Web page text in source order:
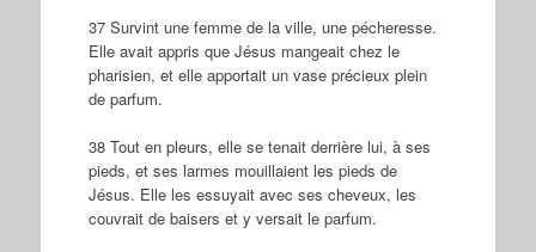
37 Survint une femme de la ville, une pécheresse.
Elle avait appris que Jésus mangeait chez le
pharisien, et elle apportait un vase précieux plein
de parfum.
38 Tout en pleurs, elle se tenait derrière lui, à ses
pieds, et ses larmes mouillaient les pieds de
Jésus. Elle les essuyait avec ses cheveux, les
couvrait de baisers et y versait le parfum.